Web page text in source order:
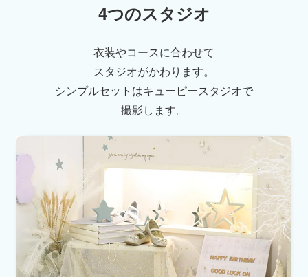
4つのスタジオ
衣装やコースに合わせて
スタジオがかわります。
シンプルセットはキューピースタジオで
撮影します。